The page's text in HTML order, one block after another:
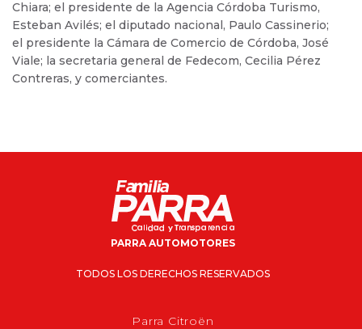
Chiara; el presidente de la Agencia Córdoba Turismo,
Esteban Avilés; el diputado nacional, Paulo Cassinerio;
el presidente la Cámara de Comercio de Córdoba, José
Viale; la secretaria general de Fedecom, Cecilia Pérez
Contreras, y comerciantes.
PARRA AUTOMOTORES
TODOS LOS DERECHOS RESERVADOS
Parra Citroën